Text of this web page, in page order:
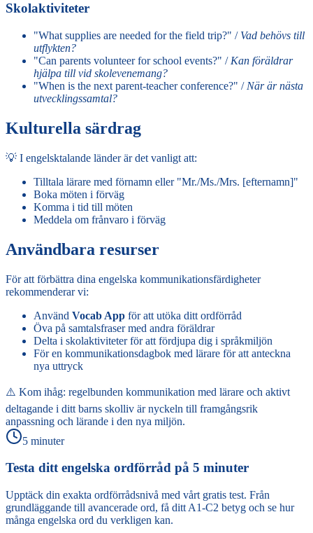
Skolaktiviteter
"What supplies are needed for the field trip?" / Vad behövs till
utflykten?
"Can parents volunteer for school events?" / Kan föräldrar
hjälpa till vid skolevenemang?
"When is the next parent-teacher conference?" / När är nästa
utvecklingssamtal?
Kulturella särdrag
💡 I engelsktalande länder är det vanligt att:
Tilltala lärare med förnamn eller "Mr./Ms./Mrs. [efternamn]"
Boka möten i förväg
Komma i tid till möten
Meddela om frånvaro i förväg
Användbara resurser
För att förbättra dina engelska kommunikationsfärdigheter
rekommenderar vi:
Använd Vocab App för att utöka ditt ordförråd
Öva på samtalsfraser med andra föräldrar
Delta i skolaktiviteter för att fördjupa dig i språkmiljön
För en kommunikationsdagbok med lärare för att anteckna
nya uttryck
⚠️ Kom ihåg: regelbunden kommunikation med lärare och aktivt
deltagande i ditt barns skolliv är nyckeln till framgångsrik
anpassning och lärande i den nya miljön.
5 minuter
Testa ditt engelska ordförråd på 5 minuter
Upptäck din exakta ordförrådsnivå med vårt gratis test. Från
grundläggande till avancerade ord, få ditt A1-C2 betyg och se hur
många engelska ord du verkligen kan.